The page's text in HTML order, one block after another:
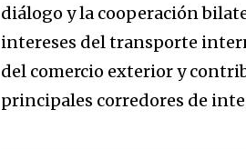
diálogo y la cooperación
intereses del transporte
del comercio exterior y
principales corredores de